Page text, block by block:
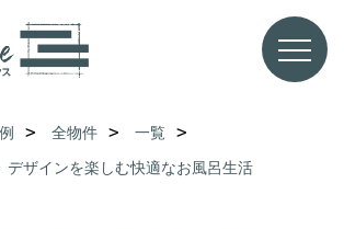
全物件
一覧
デザインを楽しむ快適なお風呂生活